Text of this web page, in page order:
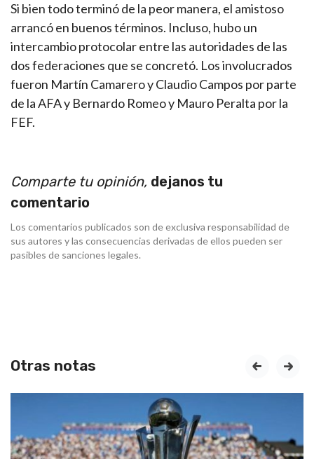
Si bien todo terminó de la peor manera, el amistoso
arrancó en buenos términos. Incluso, hubo un
intercambio protocolar entre las autoridades de las
dos federaciones que se concretó. Los involucrados
fueron Martín Camarero y Claudio Campos por parte
de la AFA y Bernardo Romeo y Mauro Peralta por la
FEF.
Comparte tu opinión, dejanos tu
comentario
Los comentarios publicados son de exclusiva responsabilidad de
sus autores y las consecuencias derivadas de ellos pueden ser
pasibles de sanciones legales.
Otras notas prev next